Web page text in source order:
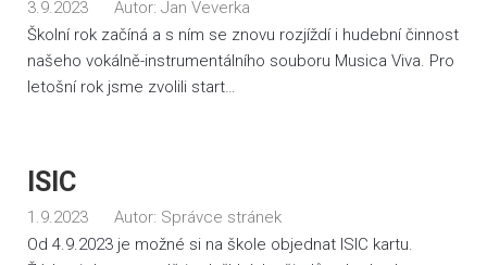
3.9.2023 Autor: Jan Veverka
Školní rok začíná a s ním se znovu rozjíždí i hudební činnost
našeho vokálně-instrumentálního souboru Musica Viva. Pro
letošní rok jsme zvolili start…
ISIC
1.9.2023 Autor: Správce stránek
Od 4.9.2023 je možné si na škole objednat ISIC kartu.